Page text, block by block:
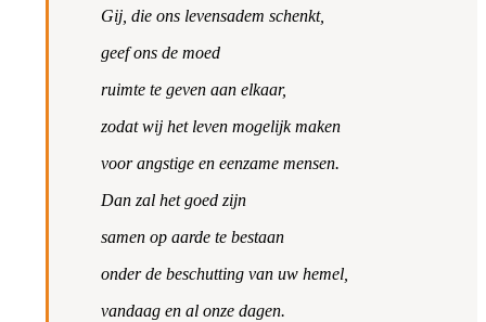
Gij, die ons levensadem schenkt,
geef ons de moed
ruimte te geven aan elkaar,
zodat wij het leven mogelijk maken
voor angstige en eenzame mensen.
Dan zal het goed zijn
samen op aarde te bestaan
onder de beschutting van uw hemel,
vandaag en al onze dagen.